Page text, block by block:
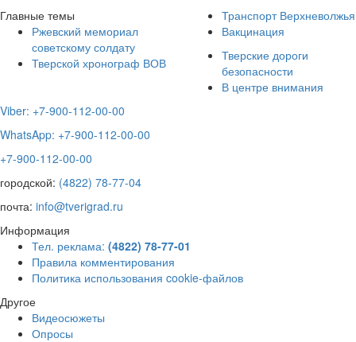
Главные темы
Ржевский мемориал
советскому солдату
Тверской хронограф ВОВ
Транспорт Верхневолжья
Вакцинация
Тверские дороги
безопасности
В центре внимания
Viber: +7-900-112-00-00
WhatsApp: +7-900-112-00-00
+7-900-112-00-00
городской: (4822) 78-77-04
почта: info@tverigrad.ru
Информация
Тел. реклама: (4822) 78-77-01
Правила комментирования
Политика использования cookie-файлов
Другое
Видеосюжеты
Опросы